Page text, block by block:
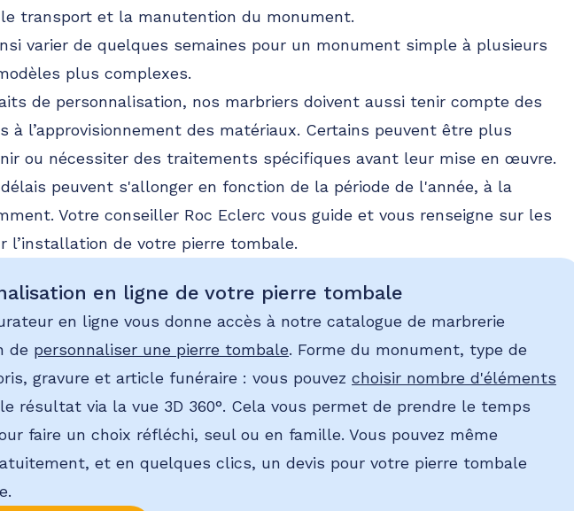
transport et la manutention du monument.
varier de quelques semaines pour un monument simple à plusieurs
plus complexes.
de personnalisation, nos marbriers doivent aussi tenir compte des
à l’approvisionnement des matériaux. Certains peuvent être plus
ou nécessiter des traitements spécifiques avant leur mise en œuvre.
peuvent s'allonger en fonction de la période de l'année, à la
Votre conseiller Roc Eclerc vous guide et vous renseigne sur les
l’installation de votre pierre tombale.
en ligne de votre pierre tombale
en ligne vous donne accès à notre catalogue de marbrerie
de personnaliser une pierre tombale. Forme du monument, type de
gravure et article funéraire : vous pouvez choisir nombre d'éléments
résultat via la vue 3D 360°. Cela vous permet de prendre le temps
faire un choix réfléchi, seul ou en famille. Vous pouvez même
et en quelques clics, un devis pour votre pierre tombale